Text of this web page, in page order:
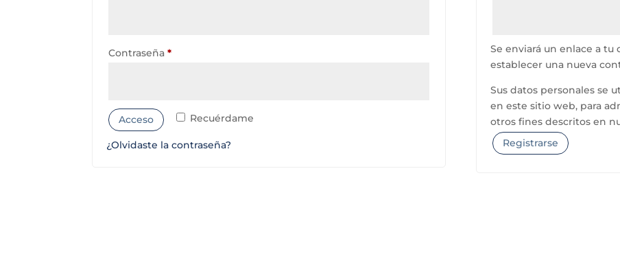
Contraseña*Obligatorio
Recuérdame
Acceso
¿Olvidaste la contraseña?
Se enviará un enlace a
establecer una nueva
Sus datos personales se
en este sitio web, para
otros fines descritos en
Registrarse